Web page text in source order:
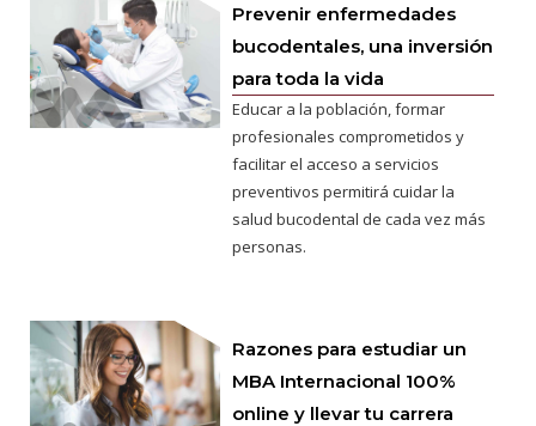
Prevenir enfermedades
bucodentales, una inversión
para toda la vida
Educar a la población, formar
profesionales comprometidos y
facilitar el acceso a servicios
preventivos permitirá cuidar la
salud bucodental de cada vez más
personas.
Razones para estudiar un
MBA Internacional 100%
online y llevar tu carrera